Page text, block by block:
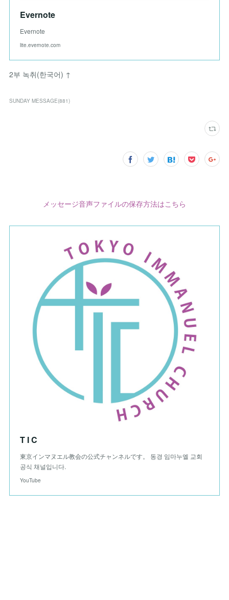
Evernote
Evernote
lite.evernote.com
2부 녹취(한국어) ↑
SUNDAY MESSAGE(881)
メッセージ音声ファイルの保存方法はこちら
T I C
東京インマヌエル教会の公式チャンネルです。 동경 임마누엘 교회
공식 채널입니다.
YouTube